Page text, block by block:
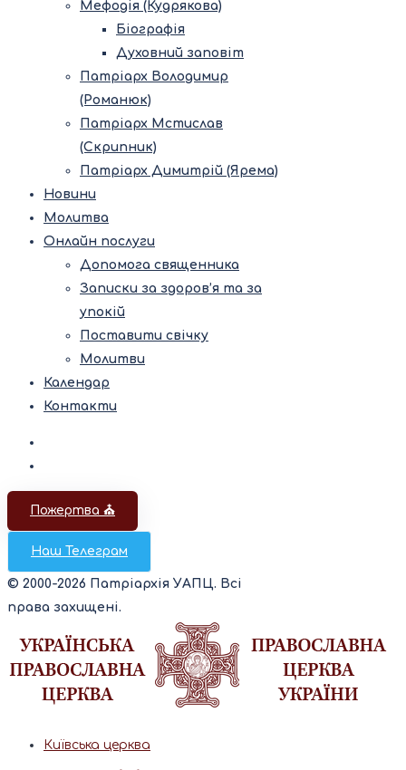
Мефодія (Кудрякова)
Біографія
Духовний заповіт
Патріарх Володимир
(Романюк)
Патріарх Мстислав
(Скрипник)
Патріарх Димитрій (Ярема)
Новини
Молитва
Онлайн послуги
Допомога священника
Записки за здоров’я та за
упокій
Поставити свічку
Молитви
Календар
Контакти
Пожертва ⛪️
Наш Телеграм
© 2000-2026 Патріархія УАПЦ. Всі
права захищені.
Київська церква